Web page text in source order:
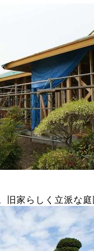
旧家らしく立派な